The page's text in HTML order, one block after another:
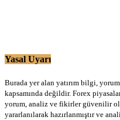
Yasal Uyarı
Burada yer alan yatırım bilgi,
kapsamında değildir. Forex
yorum, analiz ve fikirler güvenilir
yararlanılarak hazırlanmıştır ve